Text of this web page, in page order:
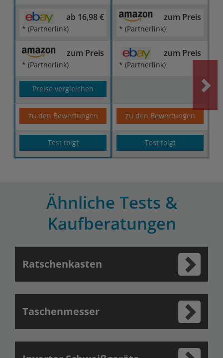
ab 16,98 €
* (Partnerlink)
zum Preis
* (Partnerlink)
zum Preis
* (Partnerlink)
zum Preis
* (Partnerlink)
Preise vergleichen
zu den Bewertungen zu den Bewertungen
Test folgt Test folgt
Ähnliche Tests &
Kaufberatungen
Ratschenkasten
Taschenmesser